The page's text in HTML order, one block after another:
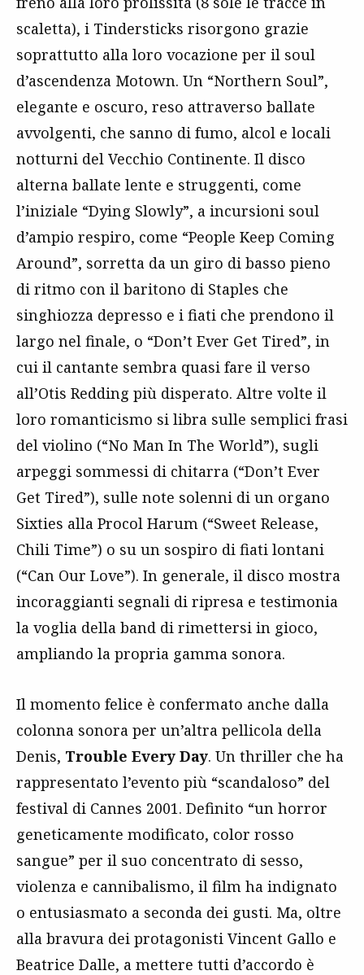
scaletta), i Tindersticks risorgono grazie
soprattutto alla loro vocazione per il soul
d’ascendenza Motown. Un “Northern Soul”,
elegante e oscuro, reso attraverso ballate
avvolgenti, che sanno di fumo, alcol e locali
notturni del Vecchio Continente. Il disco
alterna ballate lente e struggenti, come
l’iniziale “Dying Slowly”, a incursioni soul
d’ampio respiro, come “People Keep Coming
Around”, sorretta da un giro di basso pieno
di ritmo con il baritono di Staples che
singhiozza depresso e i fiati che prendono il
largo nel finale, o “Don’t Ever Get Tired”, in
cui il cantante sembra quasi fare il verso
all’Otis Redding più disperato. Altre volte il
loro romanticismo si libra sulle semplici frasi
del violino (“No Man In The World”), sugli
arpeggi sommessi di chitarra (“Don’t Ever
Get Tired”), sulle note solenni di un organo
Sixties alla Procol Harum (“Sweet Release,
Chili Time”) o su un sospiro di fiati lontani
(“Can Our Love”). In generale, il disco mostra
incoraggianti segnali di ripresa e testimonia
la voglia della band di rimettersi in gioco,
ampliando la propria gamma sonora.
Il momento felice è confermato anche dalla
colonna sonora per un’altra pellicola della
Denis, Trouble Every Day. Un thriller che ha
rappresentato l’evento più “scandaloso” del
festival di Cannes 2001. Definito “un horror
geneticamente modificato, color rosso
sangue” per il suo concentrato di sesso,
violenza e cannibalismo, il film ha indignato
o entusiasmato a seconda dei gusti. Ma, oltre
alla bravura dei protagonisti Vincent Gallo e
Beatrice Dalle, a mettere tutti d’accordo è